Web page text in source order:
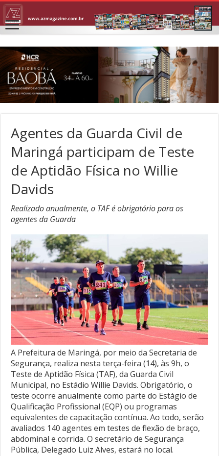
Agentes da Guarda Civil de
Maringá participam de Teste
de Aptidão Física no Willie
Davids
Realizado anualmente, o TAF é obrigatório para os
agentes da Guarda
A Prefeitura de Maringá, por meio da Secretaria de
Segurança, realiza nesta terça-feira (14), às 9h, o
Teste de Aptidão Física (TAF), da Guarda Civil
Municipal, no Estádio Willie Davids. Obrigatório, o
teste ocorre anualmente como parte do Estágio de
Qualificação Profissional (EQP) ou programas
equivalentes de capacitação contínua. Ao todo, serão
avaliados 140 agentes em testes de flexão de braço,
abdominal e corrida. O secretário de Segurança
Pública, Delegado Luiz Alves, estará no local.